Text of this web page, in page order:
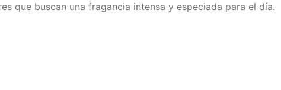
que buscan una fragancia intensa y especiada para el día.